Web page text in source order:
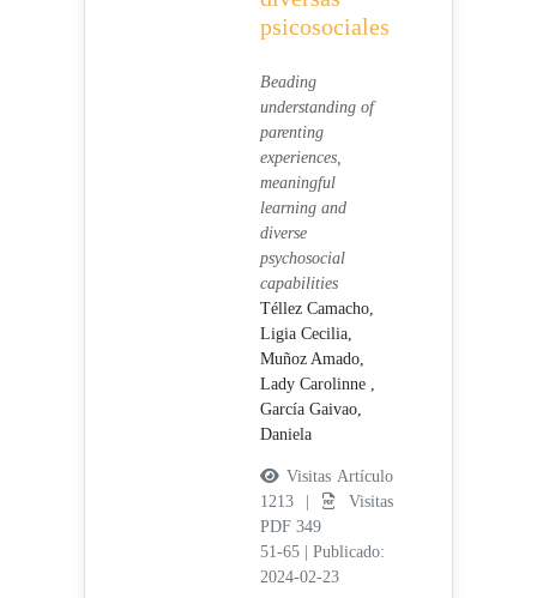
psicosociales
Beading
understanding of
parenting
experiences,
meaningful
learning and
diverse
psychosocial
capabilities
Téllez Camacho,
Ligia Cecilia,
Muñoz Amado,
Lady Carolinne ,
García Gaivao,
Daniela
Visitas Artículo
1213 |
Visitas
PDF 349
51-65
Publicado:
2024-02-23